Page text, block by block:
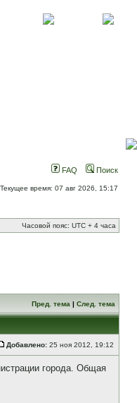
FAQ Поиск
Текущее время: 07 авг 2026, 15:17
Часовой пояс: UTC + 4 часа
Пред. тема | След. тема
Добавлено: 25 ноя 2012, 19:12
города. Общая